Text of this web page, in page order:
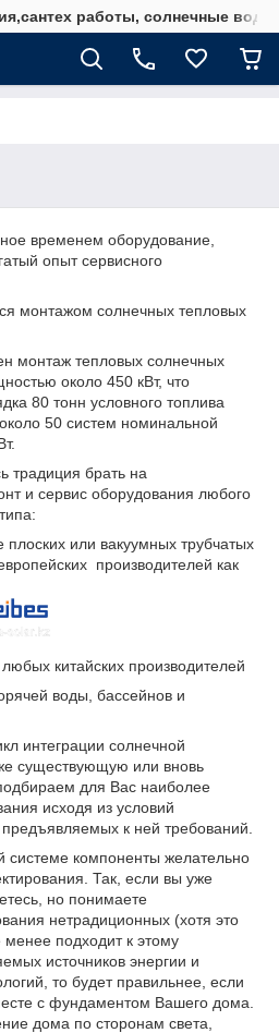
работы, солнечные
временем оборудование,
опыт сервисного
монтажом солнечных тепловых
монтаж тепловых солнечных
около 450 кВт, что
80 тонн условного топлива
50 систем номинальной
традиция брать на
и сервис оборудования любого
или вакуумных трубчатых
производителей как
китайских производителей
воды, бассейнов и
интеграции солнечной
существующую или вновь
для Вас наиболее
исходя из условий
к ней требований.
системе компоненты желательно
Так, если вы уже
но понимаете
нетрадиционных (хотя это
подходит к этому
источников энергии и
то будет правильнее, если
с фундаментом Вашего дома.
дома по сторонам света,